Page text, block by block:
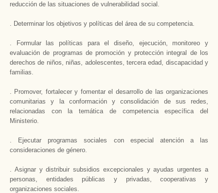
reducción de las situaciones de vulnerabilidad social.
. Determinar los objetivos y políticas del área de su competencia.
. Formular las políticas para el diseño, ejecución, monitoreo y
evaluación de programas de promoción y protección integral de los
derechos de niños, niñas, adolescentes, tercera edad, discapacidad y
familias.
. Promover, fortalecer y fomentar el desarrollo de las organizaciones
comunitarias y la conformación y consolidación de sus redes,
relacionadas con la temática de competencia específica del
Ministerio.
. Ejecutar programas sociales con especial atención a las
consideraciones de género.
. Asignar y distribuir subsidios excepcionales y ayudas urgentes a
personas, entidades públicas y privadas, cooperativas y
organizaciones sociales.